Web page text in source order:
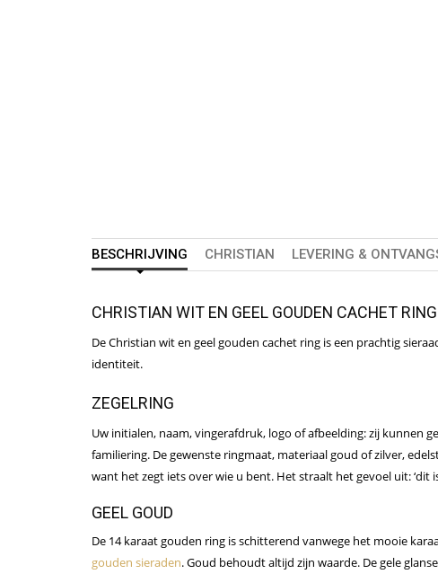
BESCHRIJVING CHRISTIAN LEVERING &
CHRISTIAN WIT EN GEEL GOUDEN CACHET RING
De Christian wit en geel gouden cachet ring is een prachtig
identiteit.
ZEGELRING
Uw initialen, naam, vingerafdruk, logo of afbeelding: zij kunnen
familiering. De gewenste ringmaat, materiaal goud of zilver,
want het zegt iets over wie u bent. Het straalt het gevoel uit: ‘dit
GEEL GOUD
De 14 karaat gouden ring is schitterend vanwege het mooie
gouden sieraden. Goud behoudt altijd zijn waarde. De gele